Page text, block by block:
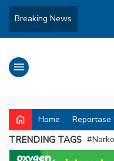
Breaking News
menu
home Home Reportase
TRENDING TAGS